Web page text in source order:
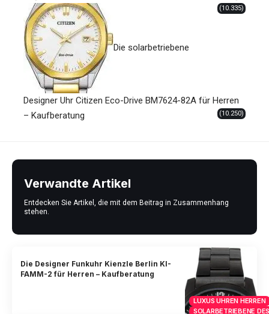
(10.335)
Die solarbetriebene
Designer Uhr Citizen Eco-Drive BM7624-82A für Herren
– Kaufberatung
(10.250)
Verwandte Artikel
Entdecken Sie Artikel, die mit dem Beitrag in Zusammenhang
stehen.
LUXUS UHREN HERREN
SOLARBETRIEBENE
Die Designer Funkuhr Kienzle Berlin KI-
FAMM-2 für Herren – Kaufberatung